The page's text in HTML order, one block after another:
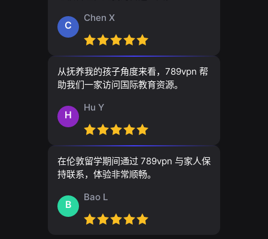
C
Chen X
从抚养我的孩子角度来看，789vpn 帮
助我们一家访问国际教育资源。
H
Hu Y
在伦敦留学期间通过 789vpn 与家人保
持联系，体验非常顺畅。
B
Bao L